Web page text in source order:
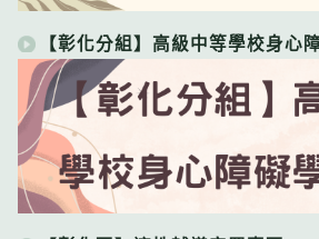
【彰化分組】高級中等學校身心